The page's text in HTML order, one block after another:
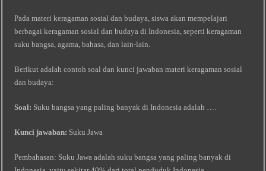
Pada materi keragaman sosial dan budaya, siswa akan mempelajari
berbagai keragaman sosial dan budaya di Indonesia, seperti keragaman
suku bangsa, agama, bahasa, dan lain-lain.
Berikut adalah contoh soal dan kunci jawaban materi keragaman sosial
dan budaya:
Soal: Suku bangsa yang paling banyak di Indonesia adalah ….
Kunci jawaban: Suku Jawa
Pembahasan: Suku Jawa adalah suku bangsa yang paling banyak di